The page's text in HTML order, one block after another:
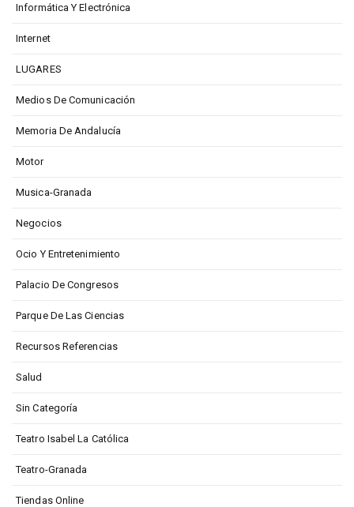
Informática Y Electrónica
Internet
LUGARES
Medios De Comunicación
Memoria De Andalucía
Motor
Musica-Granada
Negocios
Ocio Y Entretenimiento
Palacio De Congresos
Parque De Las Ciencias
Recursos Referencias
Salud
Sin Categoría
Teatro Isabel La Católica
Teatro-Granada
Tiendas Online